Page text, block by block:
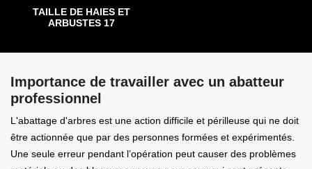
TAILLE DE HAIES ET
ARBUSTES 17
Importance de travailler avec un abatteur
professionnel
L'abattage d'arbres est une action difficile et périlleuse qui ne doit
être actionnée que par des personnes formées et expérimentés.
Une seule erreur pendant l’opération peut causer des problèmes